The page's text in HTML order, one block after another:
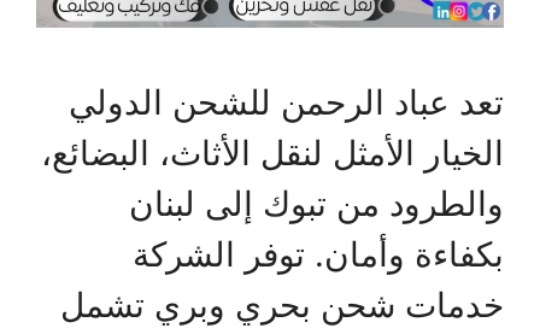
تعد عباد الرحمن للشحن الدولي
الخيار الأمثل لنقل الأثاث، البضائع،
والطرود من تبوك إلى لبنان
بكفاءة وأمان. توفر الشركة
خدمات شحن بحري وبري تشمل